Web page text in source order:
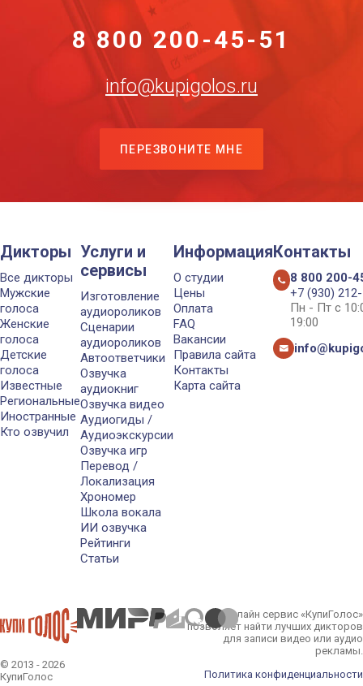
8 800 200-45-51
info@kupigolos.ru
ПЕРЕЗВОНИТЕ МНЕ
Дикторы
Все дикторы
Мужские
голоса
Женские
голоса
Детские
голоса
Известные
Региональные
Иностранные
Кто озвучил
Услуги и
сервисы
Изготовление
аудиороликов
Сценарии
аудиороликов
Автоответчики
Озвучка
аудиокниг
Озвучка видео
Аудиогиды /
Аудиоэкскурсии
Озвучка игр
Перевод /
Локализация
Хрономер
Школа вокала
ИИ озвучка
Рейтинги
Статьи
Информация
О студии
Цены
Оплата
FAQ
Вакансии
Правила сайта
Контакты
Карта сайта
Контакты
8 800 200-
+7 (930)
Пн - Пт с
19:00
© 2013 - 2026
КупиГолос
Онлайн сервис «КупиГолос»
позволяет найти лучших дикторов
для записи видео или аудио
рекламы.
Политика конфиденциальности